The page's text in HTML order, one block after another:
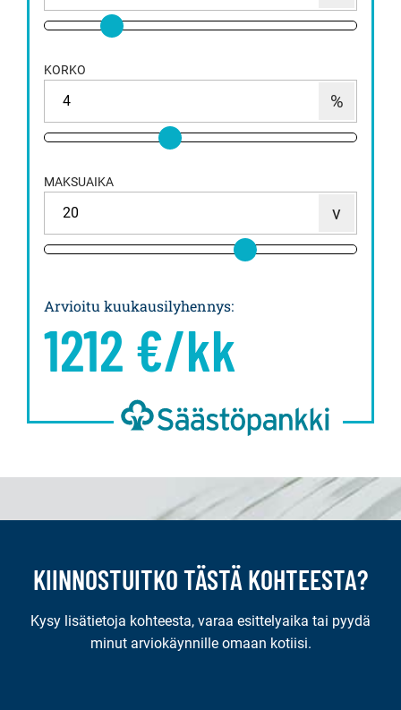
KORKO
MAKSUAIKA
Arvioitu kuukausilyhennys:
1212 €/kk
KIINNOSTUITKO TÄSTÄ KOHTEESTA?
Kysy lisätietoja kohteesta, varaa esittelyaika tai pyydä
minut arviokäynnille omaan kotiisi.